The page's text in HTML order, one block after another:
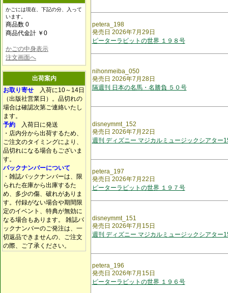
かごには現在、下記の分、入って
います。
商品数 0
商品代金計 ￥0
かごの中身表示
注文画面へ
出荷案内
お取り寄せ 入荷に10～14日
（出版社営業日）。品切れの
場合は確認次第ご連絡いたし
ます。
予約 入荷日に発送
・店内分から出荷するため、
ご注文のタイミングにより、
品切れになる場合もございま
す。
バックナンバーについて
・雑誌バックナンバーは、限
られた在庫から出庫するた
め、多少の傷、破れがありま
す。付録がない場合や期間限
定のイベント、特典が無効に
なる場合もあります。 雑誌バ
ックナンバーのご発注は、一
切返品できませんの、ご注文
の際、ご了承ください。
petera_198
発売日 2026年7月29日
ピーターラビットの世界 １９８号
nihonmeiba_050
発売日 2026年7月28日
隔週刊 日本の名馬・名勝負 ５０号
disneymmt_152
発売日 2026年7月22日
週刊 ディズニー マジカルミュージックシアター
petera_197
発売日 2026年7月22日
ピーターラビットの世界 １９７号
disneymmt_151
発売日 2026年7月15日
週刊 ディズニー マジカルミュージックシアター
petera_196
発売日 2026年7月15日
ピーターラビットの世界 １９６号